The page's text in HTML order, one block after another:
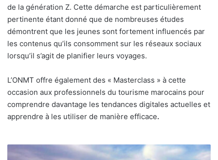
de la génération Z. Cette démarche est particulièrement
pertinente étant donné que de nombreuses études
démontrent que les jeunes sont fortement influencés par
les contenus qu’ils consomment sur les réseaux sociaux
lorsqu’il s’agit de planifier leurs voyages.
L’ONMT offre également des « Masterclass » à cette
occasion aux professionnels du tourisme marocains pour
comprendre davantage les tendances digitales actuelles et
apprendre à les utiliser de manière efficace.
Collaboration